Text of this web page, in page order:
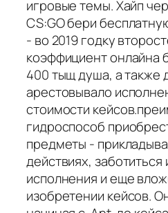
игровые темы. Хайп
CS:GO бери
- во 2019 годку
коэффициент онлайна
400 тыщ душа, а также
арестовывало
стоимости
гидроспособ
предметы -
действиях,
исполнения и еще
изобретении кейсов.